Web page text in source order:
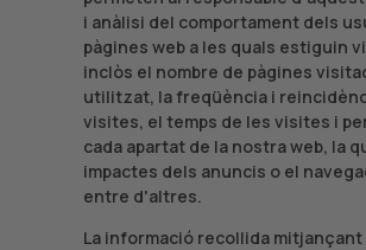
i anàlisi del comportament dels
pàgines web a les quals estiguin
inclòs el nombre de pàgines
utilitzat, la freqüència i
visites, el temps de les visites i
cada apartat de la nostra web, la
impactes dels anuncis o el
entre d'altres.
La informació recollida